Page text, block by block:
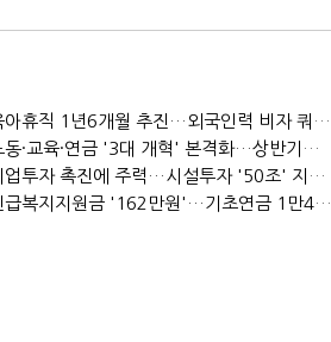
(2023년 경제방향)육아휴직 1년6개월 추진…외국인력 비자 쿼터 11만명 확대
(2023년 경제방향)노동·교육·연금 '3대 개혁' 본격화…상반기엔 근로시간 개편
(2023년 경제방향)기업투자 촉진에 주력…시설투자 '50조' 지원·공제율 10%↑
(2023년 경제방향)긴급복지지원금 '162만원'…기초연금 1만4000원·장애수당 2만원↑